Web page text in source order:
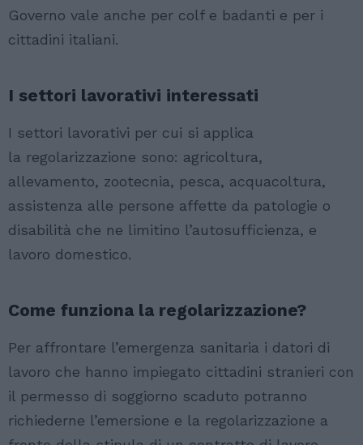
Governo vale anche per colf e badanti e per i
cittadini italiani.
I settori lavorativi interessati
I settori lavorativi per cui si applica
la regolarizzazione sono: agricoltura,
allevamento, zootecnia, pesca, acquacoltura,
assistenza alle persone affette da patologie o
disabilità che ne limitino l’autosufficienza, e
lavoro domestico.
Come funziona la regolarizzazione?
Per affrontare l’emergenza sanitaria i datori di
lavoro che hanno impiegato cittadini stranieri con
il permesso di soggiorno scaduto potranno
richiederne l’emersione e la regolarizzazione a